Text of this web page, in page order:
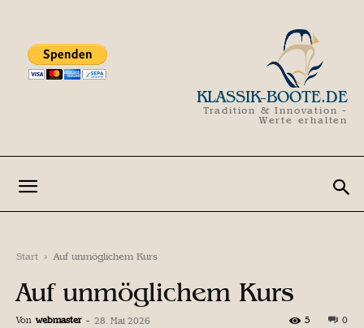
KLASSIK-BOOTE.DE
Tradition & Innovation -
Werte erhalten
Start Auf unmöglichem Kurs
Auf unmöglichem Kurs
Von webmaster - 28. Mai 2026 0
5